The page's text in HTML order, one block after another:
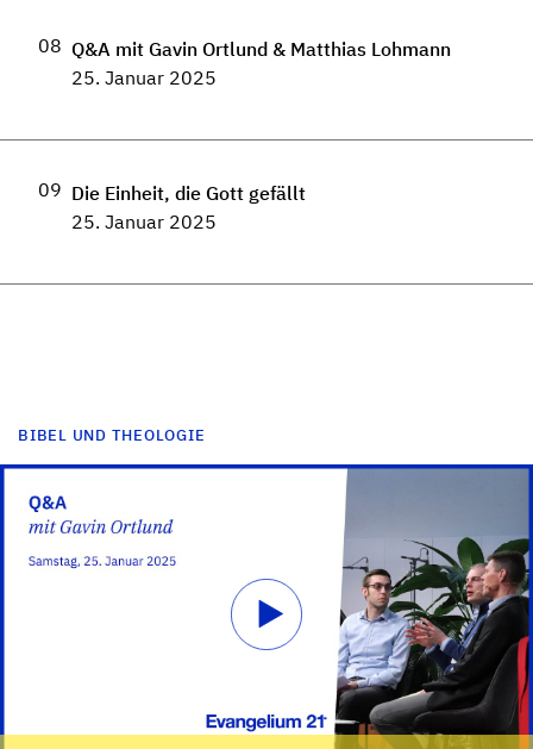
08 Q&A mit Gavin Ortlund & Matthias Lohmann
25. Januar 2025
09 Die Einheit, die Gott gefällt
25. Januar 2025
BIBEL UND THEOLOGIE